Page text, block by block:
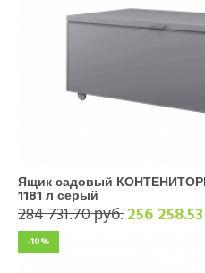
Ящик садовый КОНТЕНИТОРЕ
1181 л серый
284 731.70 руб.256
-10%